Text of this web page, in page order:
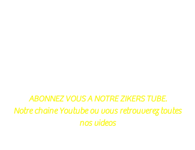
ABONNEZ VOUS A NOTRE ZIKERS TUBE.
Notre chaine Youtube ou vous retrouverez toutes
nos videos